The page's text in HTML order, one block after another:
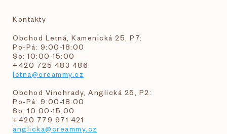
Kontakty
Obchod Letná, Kamenická 25, P7:
Po-Pá: 9:00-18:00
So: 10:00-15:00
+420 725 483 486
letna@creammy.cz
Obchod Vinohrady, Anglická 25, P2:
Po-Pá: 9:00-18:00
So: 10:00-15:00
+420 779 971 421
anglicka@creammy.cz